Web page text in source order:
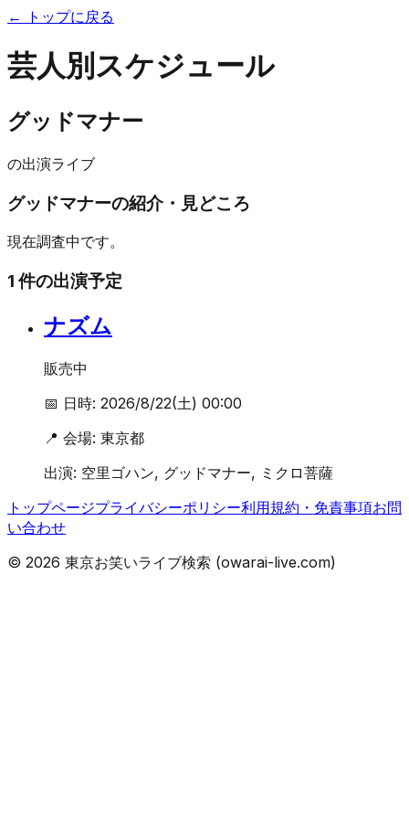
← トップに戻る
芸人別スケジュール
グッドマナー
の出演ライブ
グッドマナーの紹介・見どころ
現在調査中です。
1 件の出演予定
ナズム
販売中
📅 日時: 2026/8/22(土) 00:00
📍 会場: 東京都
出演: 空里ゴハン, グッドマナー, ミクロ菩薩
トップページプライバシーポリシー利用規約・免責事項お問
い合わせ
© 2026 東京お笑いライブ検索 (owarai-live.com)